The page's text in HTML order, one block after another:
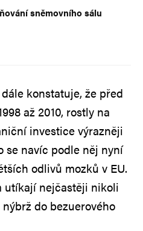
sněmovního sálu
konstatuje, že před
až 2010, rostly na
investice výrazněji
se navíc podle něj nyní
odlivů mozků v EU.
utíkají nejčastěji nikoli
do bezuerového